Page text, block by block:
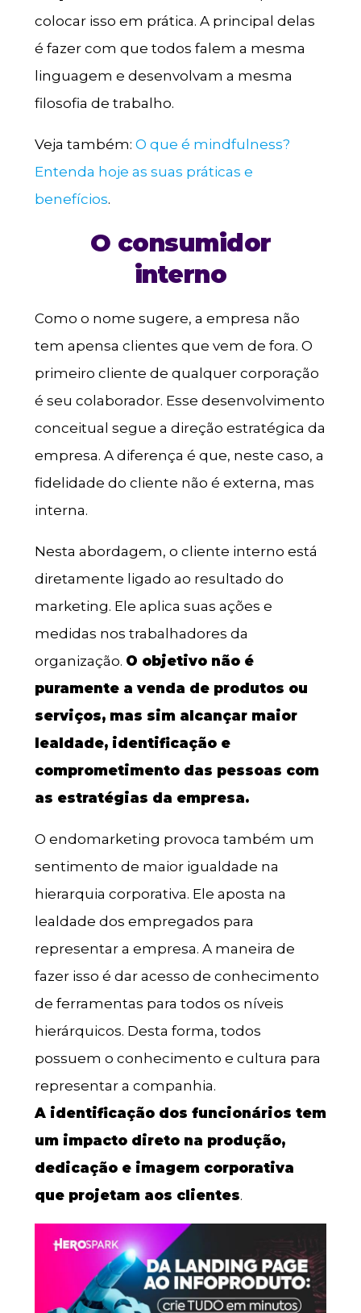
colocar isso em prática. A principal delas
é fazer com que todos falem a mesma
linguagem e desenvolvam a mesma
filosofia de trabalho.
Veja também: O que é mindfulness?
Entenda hoje as suas práticas e
benefícios.
O consumidor
interno
Como o nome sugere, a empresa não
tem apensa clientes que vem de fora. O
primeiro cliente de qualquer corporação
é seu colaborador. Esse desenvolvimento
conceitual segue a direção estratégica da
empresa. A diferença é que, neste caso, a
fidelidade do cliente não é externa, mas
interna.
Nesta abordagem, o cliente interno está
diretamente ligado ao resultado do
marketing. Ele aplica suas ações e
medidas nos trabalhadores da
organização. O objetivo não é
puramente a venda de produtos ou
serviços, mas sim alcançar maior
lealdade, identificação e
comprometimento das pessoas com
as estratégias da empresa.
O endomarketing provoca também um
sentimento de maior igualdade na
hierarquia corporativa. Ele aposta na
lealdade dos empregados para
representar a empresa. A maneira de
fazer isso é dar acesso de conhecimento
de ferramentas para todos os níveis
hierárquicos. Desta forma, todos
possuem o conhecimento e cultura para
representar a companhia.
A identificação dos funcionários tem
um impacto direto na produção,
dedicação e imagem corporativa
que projetam aos clientes.